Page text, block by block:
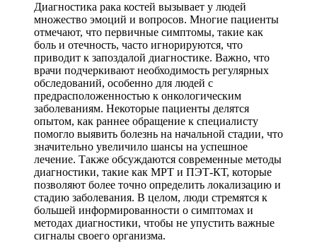
Диагностика рака костей вызывает у людей
множество эмоций и вопросов. Многие пациенты
отмечают, что первичные симптомы, такие как
боль и отечность, часто игнорируются, что
приводит к запоздалой диагностике. Важно, что
врачи подчеркивают необходимость регулярных
обследований, особенно для людей с
предрасположенностью к онкологическим
заболеваниям. Некоторые пациенты делятся
опытом, как раннее обращение к специалисту
помогло выявить болезнь на начальной стадии, что
значительно увеличило шансы на успешное
лечение. Также обсуждаются современные методы
диагностики, такие как МРТ и ПЭТ-КТ, которые
позволяют более точно определить локализацию и
стадию заболевания. В целом, люди стремятся к
большей информированности о симптомах и
методах диагностики, чтобы не упустить важные
сигналы своего организма.